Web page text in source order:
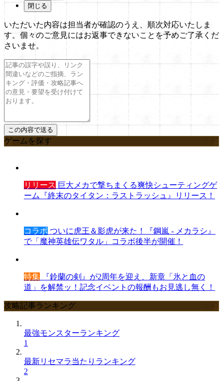
閉じる
いただいた内容は担当者が確認のうえ、順次対応いたしま
す。個々のご意見にはお返事できないことを予めご了承くだ
さいませ。
ゲームを探す
リリース 巨大メカで撃ちまくる爽快シューティングゲ
ーム『終末のタイタン：ラストラッシュ』リリース！
コラボ ついに虎王＆影虎が来た！『鋼嵐 - メカラシ』
で「魔神英雄伝ワタル」コラボ後半が開催！
特集 『鈴蘭の剣』が2周年を迎え、新章「氷と血の
道」を解禁ッ！記念イベントの報酬もお見逃し無く！
攻略記事ランキング
最強モンスターランキング
1
最新リセマラ当たりランキング
2